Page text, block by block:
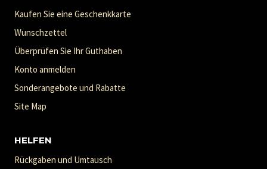
Kaufen Sie eine Geschenkkarte
Wunschzettel
Überprüfen Sie Ihr Guthaben
Konto anmelden
Sonderangebote und Rabatte
Site Map
HELFEN
Rückgaben und Umtausch